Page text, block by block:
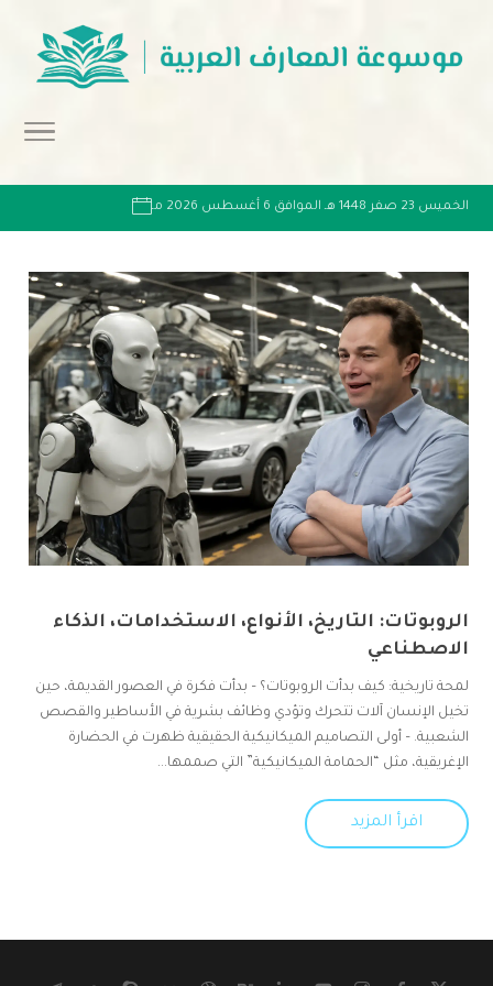
الخميس 23 صفر 1448 هـ الموافق 6 أغسطس 2026 مـ
الروبوتات: التاريخ، الأنواع، الاستخدامات، الذكاء
الاصطناعي
لمحة تاريخية: كيف بدأت الروبوتات؟ – بدأت فكرة في العصور القديمة، حين
تخيل الإنسان آلات تتحرك وتؤدي وظائف بشرية في الأساطير والقصص
الشعبية. – أولى التصاميم الميكانيكية الحقيقية ظهرت في الحضارة
الإغريقية، مثل “الحمامة الميكانيكية” التي صممها...
اقرأ المزيد